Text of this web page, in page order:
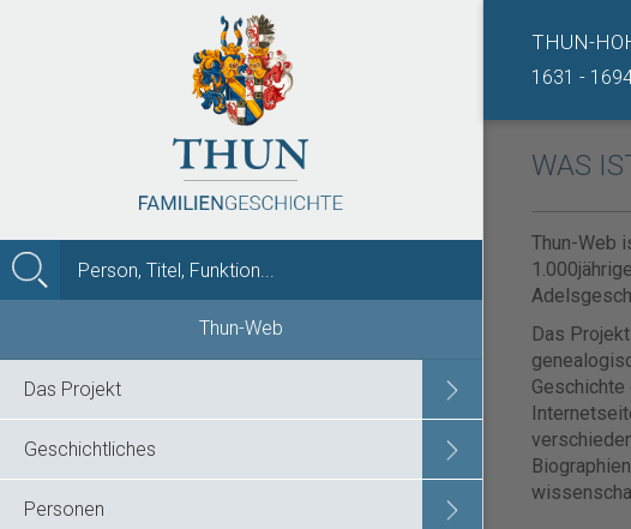
Thun-Web
Das Projekt
Geschichtliches
Personen
WAS
Thun-Web
Das
THUN-
1631 -